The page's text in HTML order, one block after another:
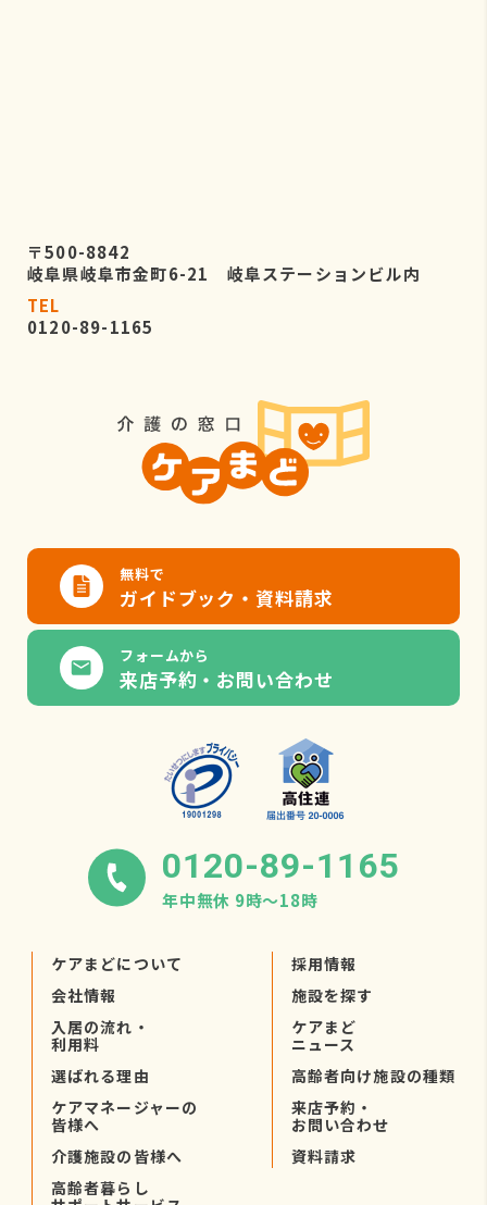
〒500-8842
岐阜県岐阜市金町6-21 岐阜ステーションビル内
TEL
0120-89-1165
無料で
ガイドブック・資料請求
フォームから
来店予約・お問い合わせ
0120-89-1165
年中無休 9時〜18時
ケアまどについて
会社情報
入居の流れ・
利用料
選ばれる理由
ケアマネージャーの
皆様へ
介護施設の皆様へ
高齢者暮らし
採用情報
施設を探す
ケアまど
ニュース
高齢者向け施設の種類
来店予約・
お問い合わせ
資料請求